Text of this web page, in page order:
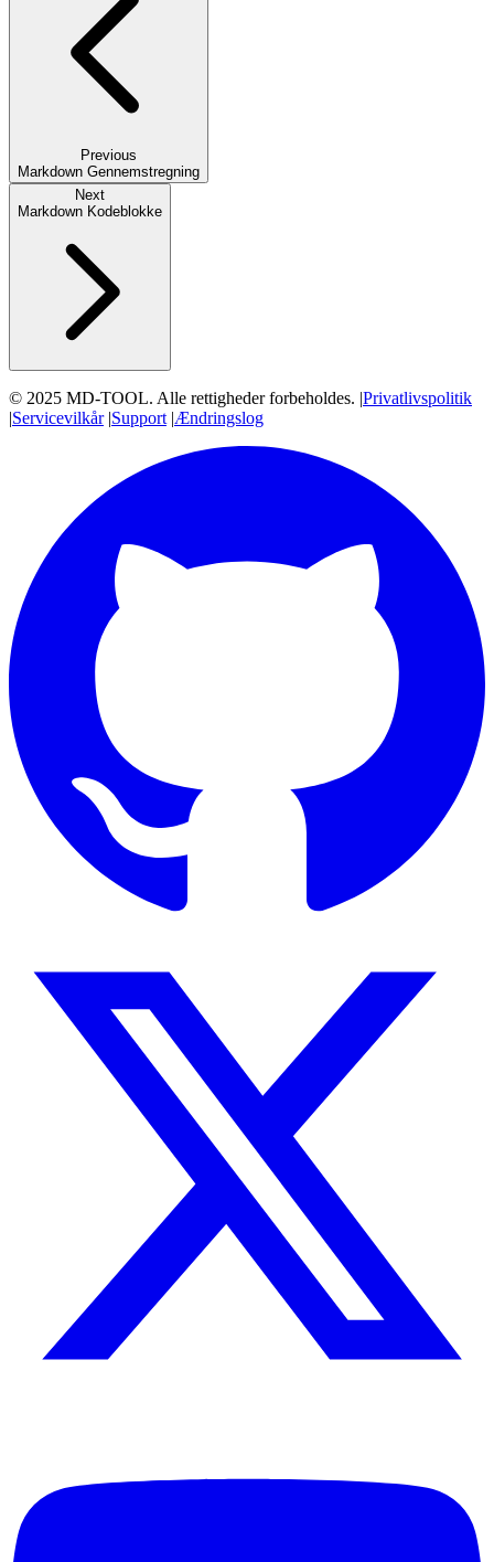
Previous
Markdown Gennemstregning
Next
Markdown Kodeblokke
© 2025 MD-TOOL. Alle rettigheder forbeholdes. |Privatlivspolitik
|Servicevilkår|Support |Ændringslog